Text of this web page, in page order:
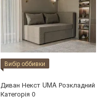
Вибір оббивки
Диван Некст UMA Розкладний
Категорія 0